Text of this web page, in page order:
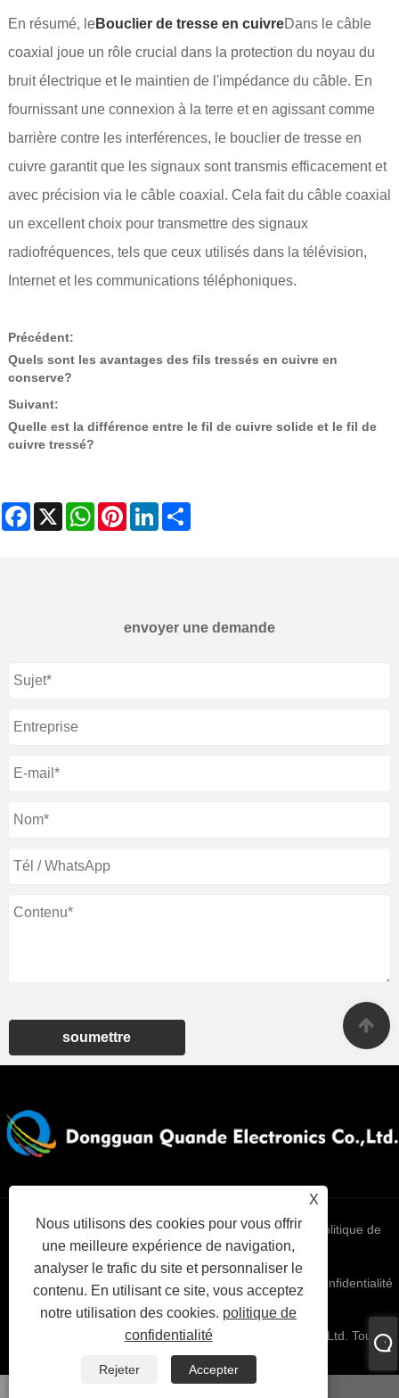
En résumé, leBouclier de tresse en cuivreDans le câble
coaxial joue un rôle crucial dans la protection du noyau du
bruit électrique et le maintien de l'impédance du câble. En
fournissant une connexion à la terre et en agissant comme
barrière contre les interférences, le bouclier de tresse en
cuivre garantit que les signaux sont transmis efficacement et
avec précision via le câble coaxial. Cela fait du câble coaxial
un excellent choix pour transmettre des signaux
radiofréquences, tels que ceux utilisés dans la télévision,
Internet et les communications téléphoniques.
Précédent:
Quels sont les avantages des fils tressés en cuivre en
conserve?
Suivant:
Quelle est la différence entre le fil de cuivre solide et le fil de
cuivre tressé?
Facebook
X WhatsAppPinterestLinkedIn
envoyer une demande
soumettre
X
Nous utilisons des cookies pour vous offrir
une meilleure expérience de navigation,
analyser le trafic du site et personnaliser le
contenu. En utilisant ce site, vous acceptez
notre utilisation des cookies. politique de
confidentialité
Rejeter
Accepter
Links Sitemap RSS XML politique de
confidentialité
Copyright © 2025 Dongguan Quande Electronics Co., Ltd. Tous
droits réservés.